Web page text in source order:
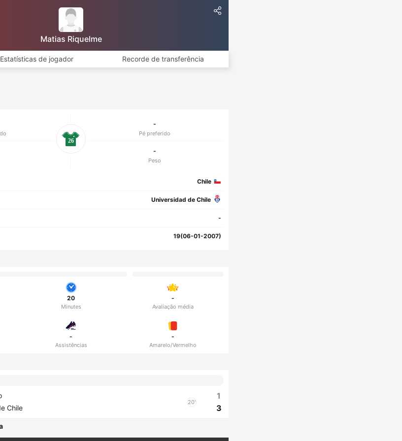
Matias Riquelme
Estatísticas de jogador Recorde de transferência
-
Pé preferido
-
Peso
26
Chile
Universidad de Chile
-
19(06-01-2007)
20
Minutes
-
Avaliação média
-
Assistências
-
Amarelo/Vermelho
Chile
20'
1
3